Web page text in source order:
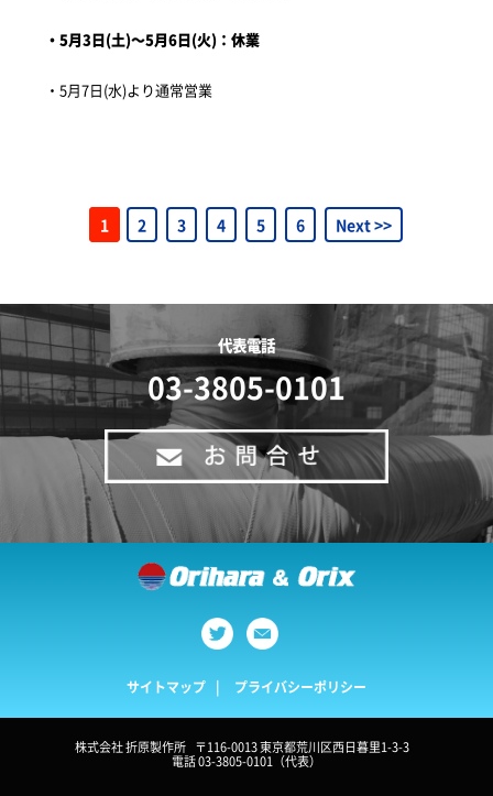
・5月3日(土)～5月6日(火)：休業
・5月7日(水)より通常営業
1 2 3 4 5 6 Next >>
代表電話
03-3805-0101
サイトマップ プライバシーポリシー
株式会社 折原製作所 〒116-0013 東京都荒川区西日暮里1-3-3
電話 03-3805-0101（代表）